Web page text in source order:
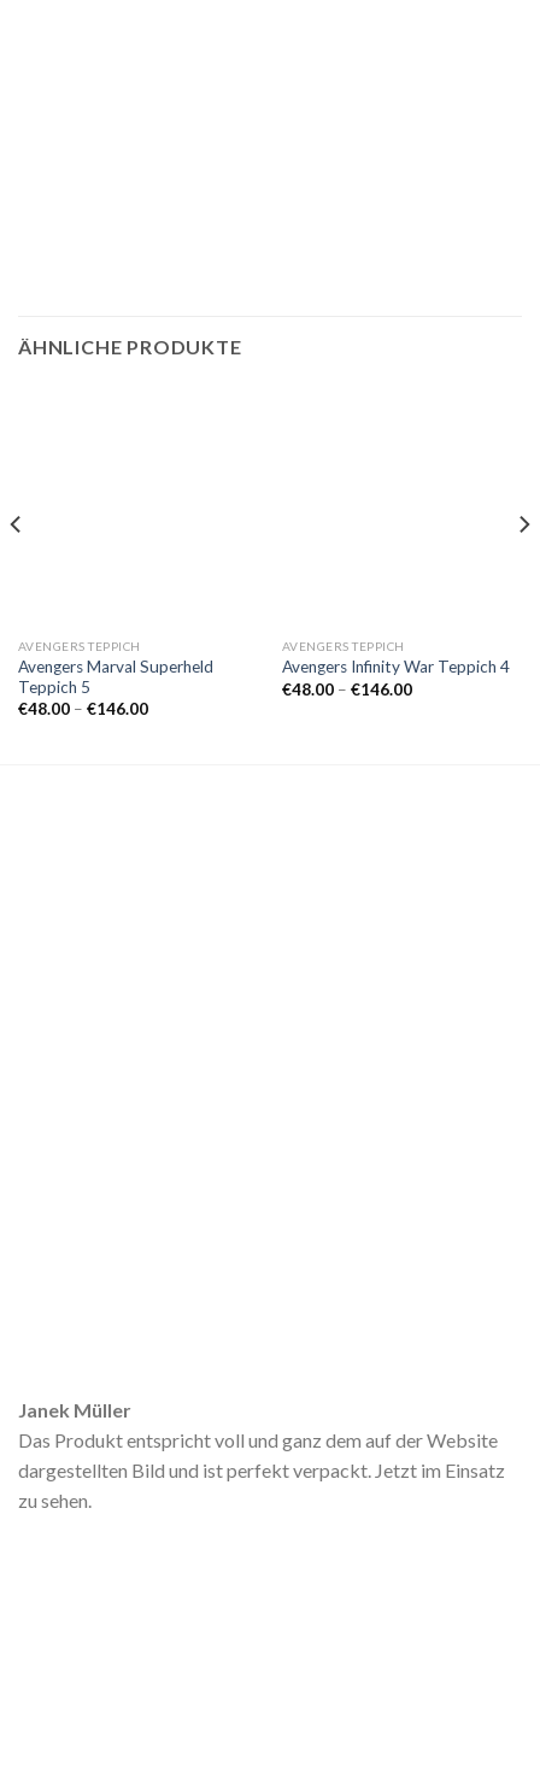
ÄHNLICHE PRODUKTE
AVENGERS TEPPICH
Avengers Marval Superheld
Teppich 5
€48.00 – €146.00Preisspanne:
AVENGERS TEPPICH
Avengers Infinity War Teppich 4
€48.00 – €146.00Preisspanne:
Janek Müller
Das Produkt entspricht voll und ganz dem auf der Website
dargestellten Bild und ist perfekt verpackt. Jetzt im Einsatz
zu sehen.